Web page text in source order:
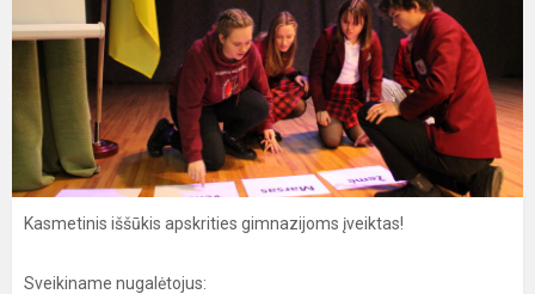
Kasmetinis iššūkis apskrities gimnazijoms įveiktas!
Sveikiname nugalėtojus: